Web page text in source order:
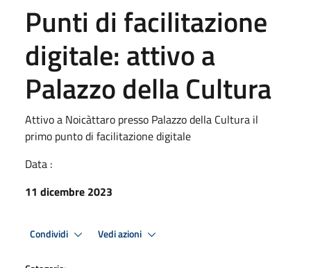
Punti di facilitazione
digitale: attivo a
Palazzo della Cultura
Attivo a Noicàttaro presso Palazzo della Cultura il
primo punto di facilitazione digitale
Data :
11 dicembre 2023
Condividi Vedi azioni